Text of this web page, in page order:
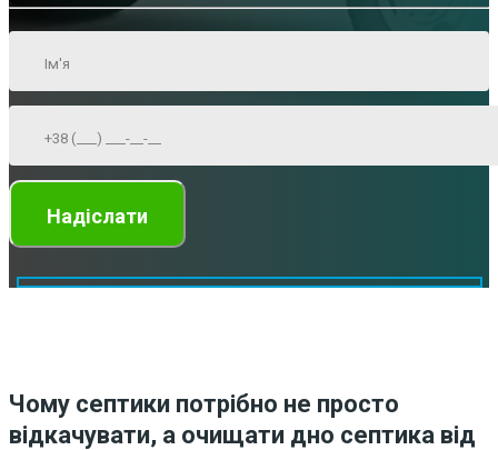
Чому септики потрібно не просто
відкачувати, а очищати дно септика від